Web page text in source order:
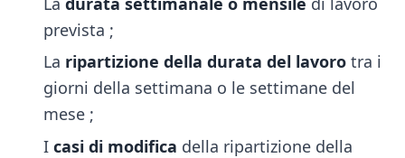
prevista ;
La ripartizione della durata del lavoro tra i
giorni della settimana o le settimane del
mese ;
I casi di modifica della ripartizione della